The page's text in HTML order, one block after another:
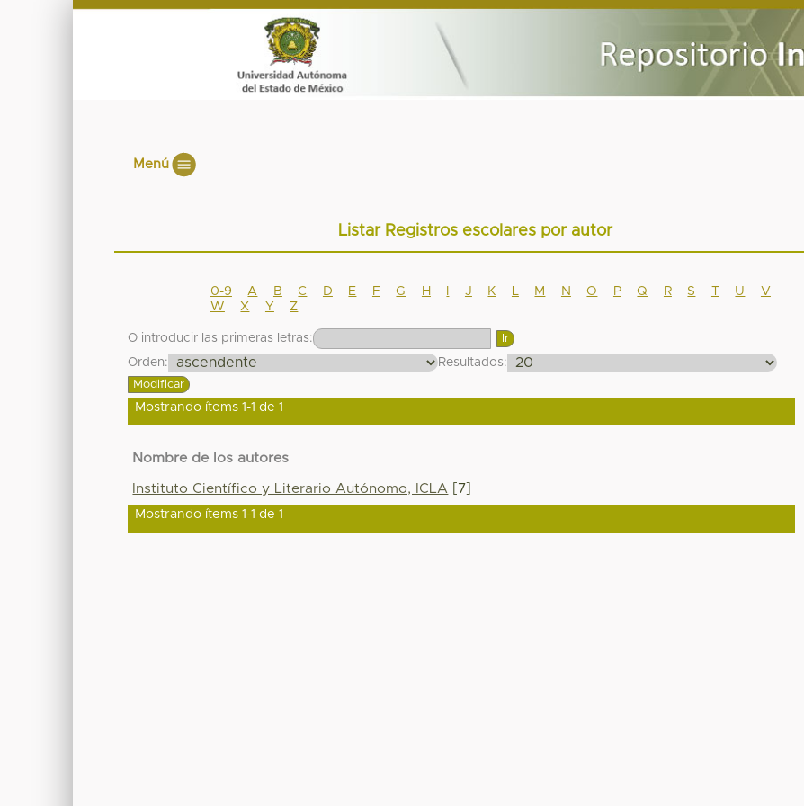
Menú
Listar Registros escolares por autor
0-9 A B C D E F G H J K M N O P Q R S T U
V
W
X Y Z
O introducir las primeras letras:
Orden:
Resultados:
Mostrando ítems 1-1 de 1
Nombre de los autores
Instituto Científico y Literario Autónomo, ICLA [7]
Mostrando ítems 1-1 de 1